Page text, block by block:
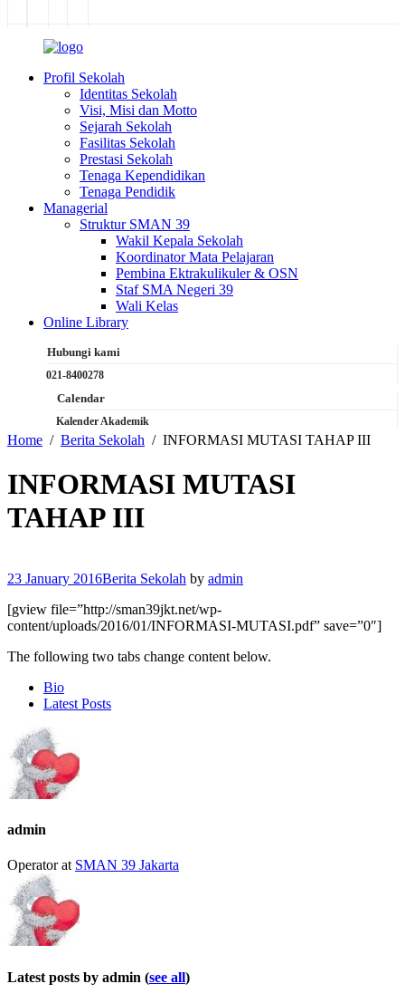
Profil Sekolah
Identitas Sekolah
Visi, Misi dan Motto
Sejarah Sekolah
Fasilitas Sekolah
Prestasi Sekolah
Tenaga Kependidikan
Tenaga Pendidik
Managerial
Struktur SMAN 39
Wakil Kepala Sekolah
Koordinator Mata Pelajaran
Pembina Ektrakulikuler & OSN
Staf SMA Negeri 39
Wali Kelas
Online Library
Hubungi kami
021-8400278
Calendar
Kalender Akademik
Home Berita Sekolah INFORMASI MUTASI TAHAP III
INFORMASI MUTASI
TAHAP III
23 January 2016Berita Sekolah by admin
[gview file=”http://sman39jkt.net/wp-
content/uploads/2016/01/INFORMASI-MUTASI.pdf” save=”0″]
The following two tabs change content below.
Bio
Latest Posts
admin
Operatorat SMAN 39 Jakarta
Latest posts by admin (see all)